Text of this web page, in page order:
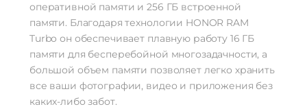
оперативной памяти и 256 ГБ встроенной
памяти. Благодаря технологии HONOR RAM
Turbo он обеспечивает плавную работу 16 ГБ
памяти для бесперебойной многозадачности, а
большой объем памяти позволяет легко хранить
все ваши фотографии, видео и приложения без
каких-либо забот.